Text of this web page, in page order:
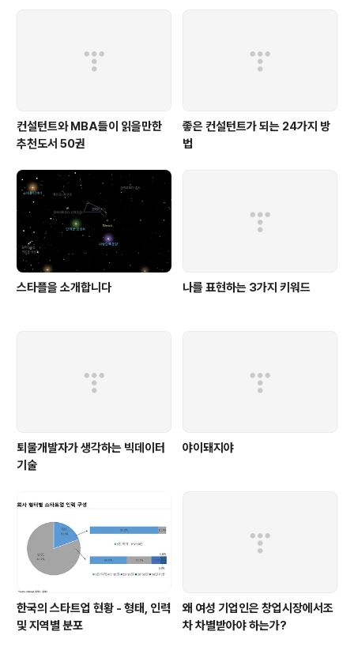
컨설턴트와 MBA들이 읽을만한
추천도서 50권
좋은 컨설턴트가 되는 24가지 방
법
스타플을 소개합니다 나를 표현하는 3가지 키워드
퇴물개발자가 생각하는 빅데이터
기술
야이돼지야
한국의 스타트업 현황 - 형태, 인력
및 지역별 분포
왜 여성 기업인은 창업시장에서조
차 차별받아야 하는가?